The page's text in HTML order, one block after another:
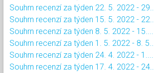
Souhrn recenzí za týden 22. 5. 2022 - 29....
Souhrn recenzí za týden 15. 5. 2022 - 22....
Souhrn recenzí za týden 8. 5. 2022 - 15....
Souhrn recenzí za týden 1. 5. 2022 - 8. 5....
Souhrn recenzí za týden 24. 4. 2022 - 1....
Souhrn recenzí za týden 17. 4. 2022 - 24....